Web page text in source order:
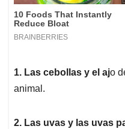
1. Las cebollas y el ajo
animal.
2. Las uvas y las uvas